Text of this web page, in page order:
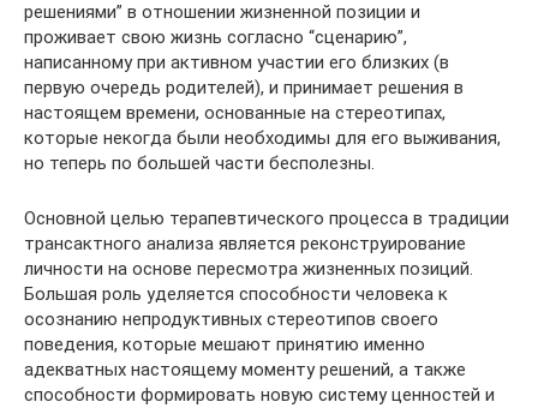
решениями” в отношении жизненной позиции и
проживает свою жизнь согласно “сценарию”,
написанному при активном участии его близких (в
первую очередь родителей), и принимает решения в
настоящем времени, основанные на стереотипах,
которые некогда были необходимы для его выживания,
но теперь по большей части бесполезны.
Основной целью терапевтического процесса в традиции
трансактного анализа является реконструирование
личности на основе пересмотра жизненных позиций.
Большая роль уделяется способности человека к
осознанию непродуктивных стереотипов своего
поведения, которые мешают принятию именно
адекватных настоящему моменту решений, а также
способности формировать новую систему ценностей и